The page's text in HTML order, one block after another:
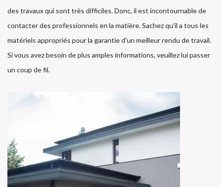
des travaux qui sont très difficiles. Donc, il est incontournable de
contacter des professionnels en la matière. Sachez qu'il a tous les
matériels appropriés pour la garantie d'un meilleur rendu de travail.
Si vous avez besoin de plus amples informations, veuillez lui passer
un coup de fil.